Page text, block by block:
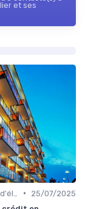
et ses
•
25/07/2025